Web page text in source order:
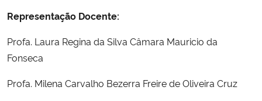
Representação Docente:
Profa. Laura Regina da Silva Câmara Mauricio da
Fonseca
Profa. Milena Carvalho Bezerra Freire de Oliveira Cruz